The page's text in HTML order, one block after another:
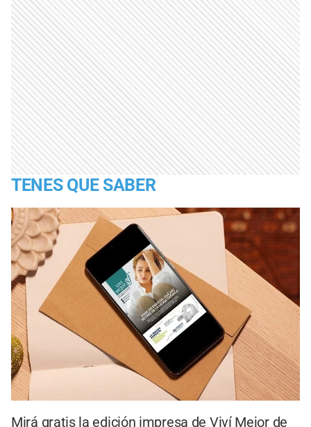
TENES QUE SABER
Mirá gratis la edición impresa de Viví Mejor de